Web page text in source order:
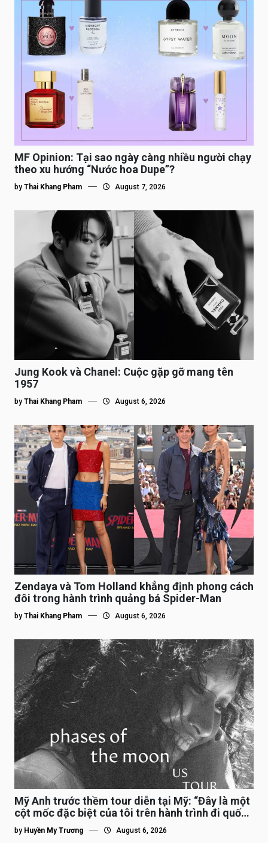
MF Opinion: Tại sao ngày càng nhiều người chạy
theo xu hướng “Nước hoa Dupe”?
by Thai Khang Pham August 7, 2026
Jung Kook và Chanel: Cuộc gặp gỡ mang tên
1957
by Thai Khang Pham August 6, 2026
Zendaya và Tom Holland khẳng định phong cách
đôi trong hành trình quảng bá Spider-Man
by Thai Khang Pham August 6, 2026
Mỹ Anh trước thềm tour diễn tại Mỹ: “Đây là một
cột mốc đặc biệt của tôi trên hành trình đi quốc
tế”
by Huyền My Trương August 6, 2026